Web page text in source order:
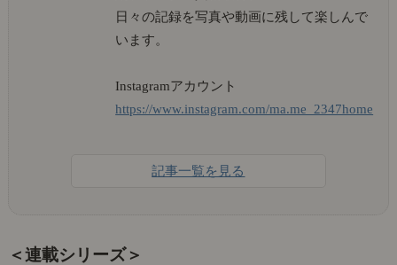
日々の記録を写真や動画に残して楽しんで
います。
Instagramアカウント
https://www.instagram.com/ma.me_2347home
記事一覧を見る
＜連載シリーズ＞